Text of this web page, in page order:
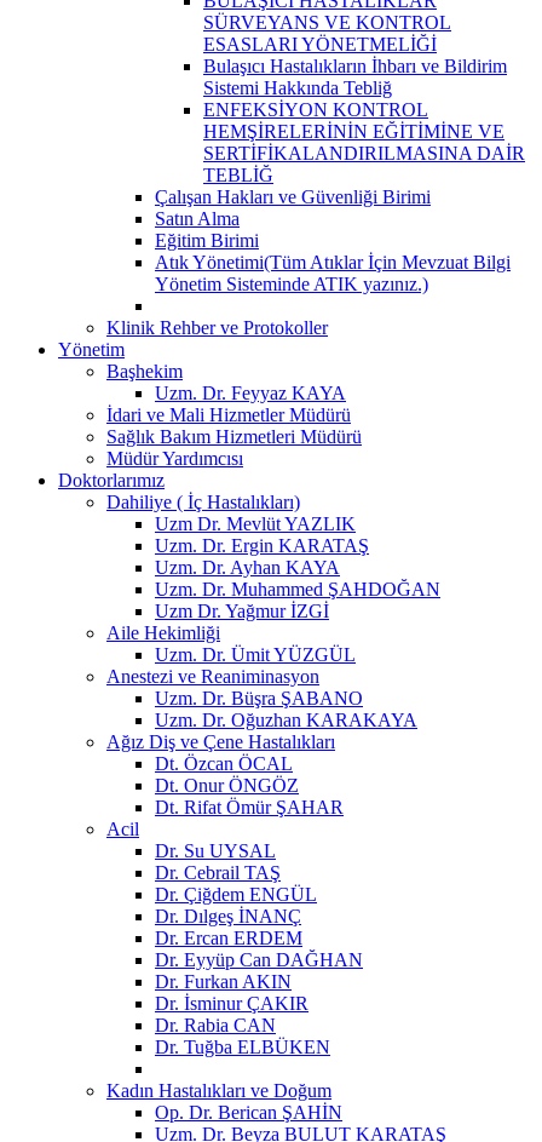
SÜRVEYANS VE KONTROL
ESASLARI YÖNETMELİĞİ
Bulaşıcı Hastalıkların İhbarı ve Bildirim
Sistemi Hakkında Tebliğ
ENFEKSİYON KONTROL
HEMŞİRELERİNİN EĞİTİMİNE VE
SERTİFİKALANDIRILMASINA DAİR
TEBLİĞ
Çalışan Hakları ve Güvenliği Birimi
Satın Alma
Eğitim Birimi
Atık Yönetimi(Tüm Atıklar İçin Mevzuat Bilgi
Yönetim Sisteminde ATIK yazınız.)
Klinik Rehber ve Protokoller
Yönetim
Başhekim
Uzm. Dr. Feyyaz KAYA
İdari ve Mali Hizmetler Müdürü
Sağlık Bakım Hizmetleri Müdürü
Müdür Yardımcısı
Doktorlarımız
Dahiliye ( İç Hastalıkları)
Uzm Dr. Mevlüt YAZLIK
Uzm. Dr. Ergin KARATAŞ
Uzm. Dr. Ayhan KAYA
Uzm. Dr. Muhammed ŞAHDOĞAN
Uzm Dr. Yağmur İZGİ
Aile Hekimliği
Uzm. Dr. Ümit YÜZGÜL
Anestezi ve Reaniminasyon
Uzm. Dr. Büşra ŞABANO
Uzm. Dr. Oğuzhan KARAKAYA
Ağız Diş ve Çene Hastalıkları
Dt. Özcan ÖCAL
Dt. Onur ÖNGÖZ
Dt. Rifat Ömür ŞAHAR
Acil
Dr. Su UYSAL
Dr. Cebrail TAŞ
Dr. Çiğdem ENGÜL
Dr. Dılgeş İNANÇ
Dr. Ercan ERDEM
Dr. Eyyüp Can DAĞHAN
Dr. Furkan AKIN
Dr. İsminur ÇAKIR
Dr. Rabia CAN
Dr. Tuğba ELBÜKEN
Kadın Hastalıkları ve Doğum
Op. Dr. Berican ŞAHİN
Uzm. Dr. Beyza BULUT KARATAŞ